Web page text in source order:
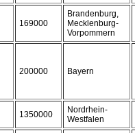
169000
Brandenburg,
Mecklenburg-
Vorpommern
200000 Bayern
1350000
Nordrhein-
Westfalen